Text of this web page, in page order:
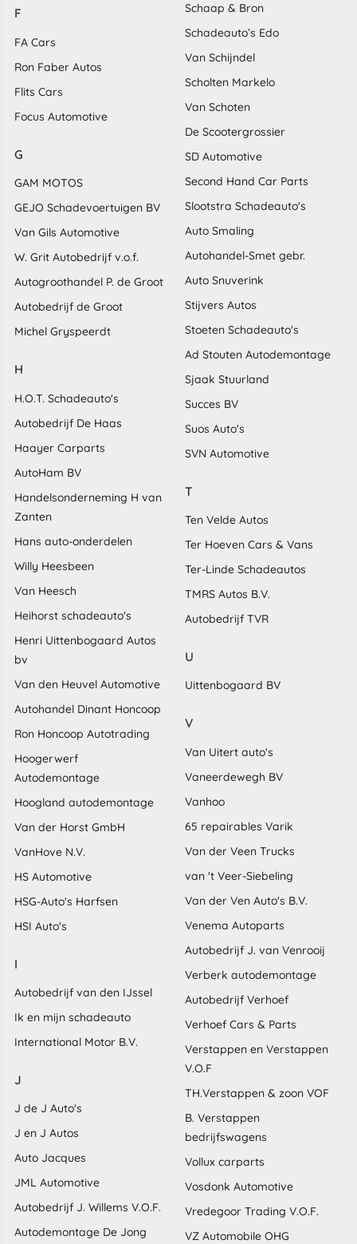
F
FA Cars
Ron Faber Autos
Flits Cars
Focus Automotive
G
GAM MOTOS
GEJO Schadevoertuigen BV
Van Gils Automotive
W. Grit Autobedrijf v.o.f.
Autogroothandel P. de Groot
Autobedrijf de Groot
Michel Gryspeerdt
H
H.O.T. Schadeauto's
Autobedrijf De Haas
Haayer Carparts
AutoHam BV
Handelsonderneming H van
Zanten
Hans auto-onderdelen
Willy Heesbeen
Van Heesch
Heihorst schadeauto's
Henri Uittenbogaard Autos
bv
Van den Heuvel Automotive
Autohandel Dinant Honcoop
Ron Honcoop Autotrading
Hoogerwerf
Autodemontage
Hoogland autodemontage
Van der Horst GmbH
VanHove N.V.
HS Automotive
HSG-Auto's Harfsen
HSI Auto's
I
Autobedrijf van den IJssel
Ik en mijn schadeauto
International Motor B.V.
J
J de J Auto's
J en J Autos
Auto Jacques
JML Automotive
Autobedrijf J. Willems V.O.F.
Autodemontage De Jong
Schaap & Bron
Schadeauto’s Edo
Van Schijndel
Scholten Markelo
Van Schoten
De Scootergrossier
SD Automotive
Second Hand Car Parts
Slootstra Schadeauto's
Auto Smaling
Autohandel-Smet gebr.
Auto Snuverink
Stijvers Autos
Stoeten Schadeauto's
Ad Stouten Autodemontage
Sjaak Stuurland
Succes BV
Suos Auto's
SVN Automotive
T
Ten Velde Autos
Ter Hoeven Cars & Vans
Ter-Linde Schadeautos
TMRS Autos B.V.
Autobedrijf TVR
U
Uittenbogaard BV
V
Van Uitert auto's
Vaneerdewegh BV
Vanhoo
65 repairables Varik
Van der Veen Trucks
van 't Veer-Siebeling
Van der Ven Auto's B.V.
Venema Autoparts
Autobedrijf J. van Venrooij
Verberk autodemontage
Autobedrijf Verhoef
Verhoef Cars & Parts
Verstappen en Verstappen
V.O.F
TH.Verstappen & zoon VOF
B. Verstappen
bedrijfswagens
Vollux carparts
Vosdonk Automotive
Vredegoor Trading V.O.F.
VZ Automobile OHG